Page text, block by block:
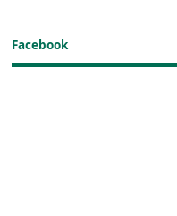
Facebook